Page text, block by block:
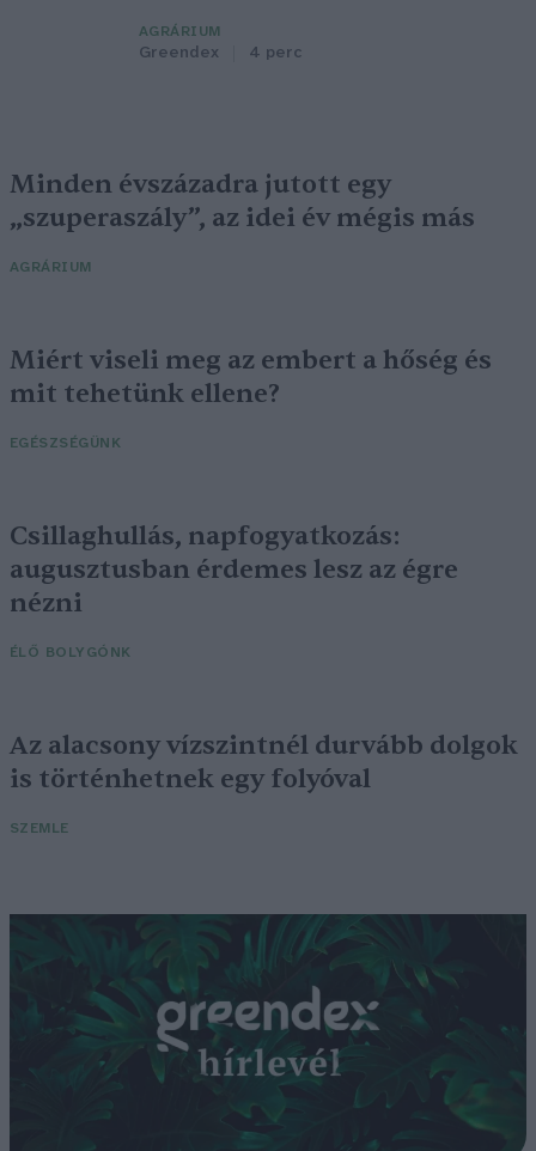
AGRÁRIUM
Greendex 4 perc
Minden évszázadra jutott egy
„szuperaszály”, az idei év mégis más
AGRÁRIUM
Miért viseli meg az embert a hőség és
mit tehetünk ellene?
EGÉSZSÉGÜNK
Csillaghullás, napfogyatkozás:
augusztusban érdemes lesz az égre
nézni
ÉLŐ BOLYGÓNK
Az alacsony vízszintnél durvább dolgok
is történhetnek egy folyóval
SZEMLE